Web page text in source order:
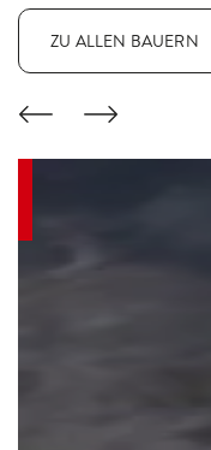
ZU ALLEN BAUERN